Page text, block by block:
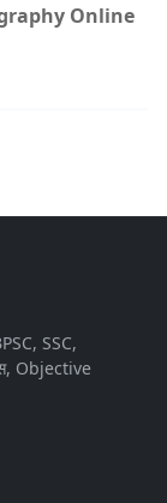
Online
SSC,
Objective